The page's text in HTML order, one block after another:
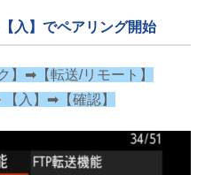
入】でペアリング開始
】➡︎【転送/リモート】
入】➡︎【確認】